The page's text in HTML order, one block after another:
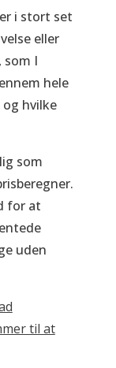
i stort set
eller
I
hele
hvilke
som
for at
uden
til at